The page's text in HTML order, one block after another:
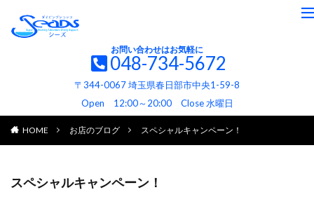
お問い合わせはお気軽に
048-734-5672
〒344-0067 埼玉県春日部市中央1-59-8
Open 12:00～20:00 Close 水曜日
HOME お店のブログ スペシャルキャンペーン！
スペシャルキャンペーン！